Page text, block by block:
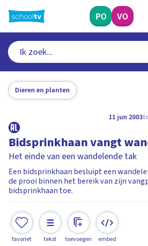
naar
hoofdinhoud
PO VO
Dieren en planten
11 jun 2003
Bidsprinkhaan vangt
Het einde van een wandelende tak
Een bidsprinkhaan besluipt een
de prooi binnen het bereik van zijn
bidsprinkhaan toe.
favoriet tekst toevoegen embed